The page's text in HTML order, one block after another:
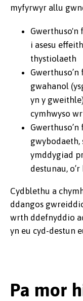
myfyrwyr allu
Gwerthuso'n
i asesu
thystiolaeth
gwahanol
yn y
cymhwyso
gwybodaeth,
ymddygiad
destunau,
Cydblethu a
ddangos
wrth ddefnyddio
yn eu cyd-destun
Pa mor